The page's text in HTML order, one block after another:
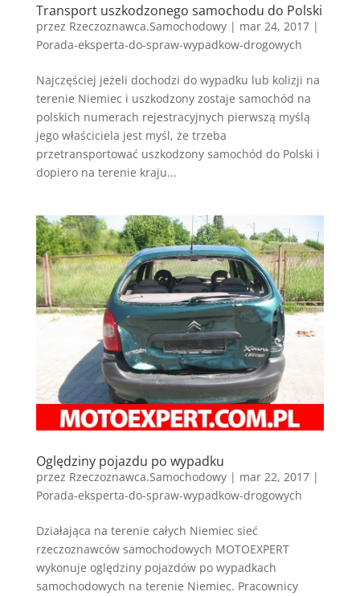
Transport uszkodzonego samochodu do Polski
przez Rzeczoznawca.Samochodowy| mar 24, 2017|
Porada-eksperta-do-spraw-wypadkow-drogowych
Najczęściej jeżeli dochodzi do wypadku lub kolizji na
terenie Niemiec i uszkodzony zostaje samochód na
polskich numerach rejestracyjnych pierwszą myślą
jego właściciela jest myśl, że trzeba
przetransportować uszkodzony samochód do Polski i
dopiero na terenie kraju...
Oględziny pojazdu po wypadku
przez Rzeczoznawca.Samochodowy| mar 22, 2017|
Porada-eksperta-do-spraw-wypadkow-drogowych
Działająca na terenie całych Niemiec sieć
rzeczoznawców samochodowych MOTOEXPERT
wykonuje oględziny pojazdów po wypadkach
samochodowych na terenie Niemiec. Pracownicy